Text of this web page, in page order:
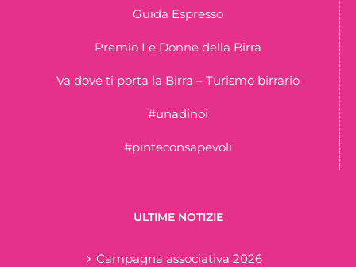
Guida Espresso
Premio Le Donne della Birra
Va dove ti porta la Birra – Turismo birrario
#unadinoi
#pinteconsapevoli
ULTIME NOTIZIE
Campagna associativa 2026